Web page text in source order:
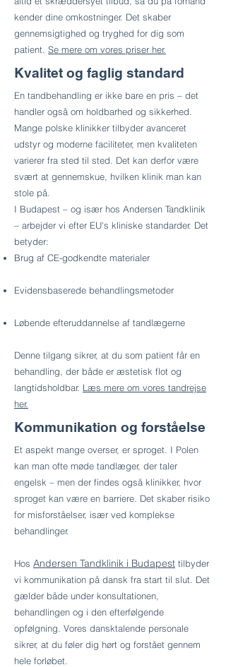
kender dine omkostninger. Det skaber
gennemsigtighed og tryghed for dig som
patient. Se mere om vores priser her.
Kvalitet og faglig standard
En tandbehandling er ikke bare en pris – det
handler også om holdbarhed og sikkerhed.
Mange polske klinikker tilbyder avanceret
udstyr og moderne faciliteter, men kvaliteten
varierer fra sted til sted. Det kan derfor være
svært at gennemskue, hvilken klinik man kan
stole på.
I Budapest – og især hos Andersen Tandklinik
– arbejder vi efter EU's kliniske standarder. Det
betyder:
Brug af CE-godkendte materialer
Evidensbaserede behandlingsmetoder
Løbende efteruddannelse af tandlægerne
Denne tilgang sikrer, at du som patient får en
behandling, der både er æstetisk flot og
langtidsholdbar. Læs mere om vores tandrejse
her.
Kommunikation og forståelse
Et aspekt mange overser, er sproget. I Polen
kan man ofte møde tandlæger, der taler
engelsk – men der findes også klinikker, hvor
sproget kan være en barriere. Det skaber risiko
for misforståelser, især ved komplekse
behandlinger.
Hos Andersen Tandklinik i Budapest tilbyder
vi kommunikation på dansk fra start til slut. Det
gælder både under konsultationen,
behandlingen og i den efterfølgende
opfølgning. Vores dansktalende personale
sikrer, at du føler dig hørt og forstået gennem
hele forløbet.